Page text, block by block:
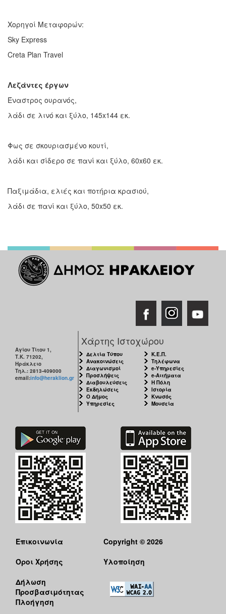
Χορηγοί Μεταφορών:
Sky Express
Creta Plan Travel
Λεζάντες έργων
Έναστρος ουρανός,
λάδι σε λινό και ξύλο, 145x144 εκ.
Φως σε σκουριασμένο κουτί,
λάδι και σίδερο σε πανί και ξύλο, 60x60 εκ.
Παξιμάδια, ελιές και ποτήρια κρασιού,
λάδι σε πανί και ξύλο, 50x50 εκ.
Αγίου Τίτου 1,
Τ.Κ. 71202,
Ηράκλειο
Τηλ.: 2813-409000
email:info@heraklion.gr
Χάρτης Ιστοχώρου
Δελτία Τύπου
Ανακοινώσεις
Διαγωνισμοί
Προσλήψεις
Διαβουλεύσεις
Εκδηλώσεις
Ο Δήμος
Υπηρεσίες
Κ.Ε.Π.
Τηλέφωνα
e-Υπηρεσίες
e-Αιτήματα
Η Πόλη
Ιστορία
Κνωσός
Μουσεία
Επικοινωνία
Όροι Χρήσης
Δήλωση
Προσβασιμότητας
Πλοήγηση
Copyright © 2026
Υλοποίηση